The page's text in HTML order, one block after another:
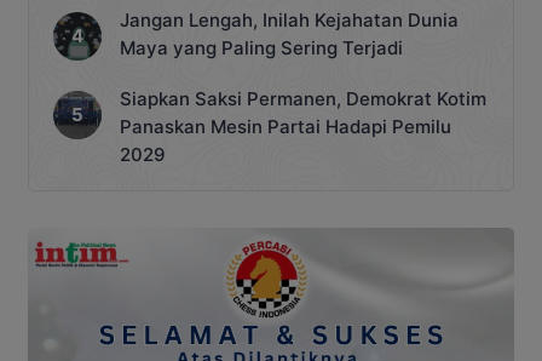
Jangan Lengah, Inilah Kejahatan Dunia
Maya yang Paling Sering Terjadi
Siapkan Saksi Permanen, Demokrat Kotim
Panaskan Mesin Partai Hadapi Pemilu
2029